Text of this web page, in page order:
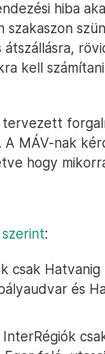
hiba
szakaszon
kell
A MÁV-nak
hogy
:
csak
és